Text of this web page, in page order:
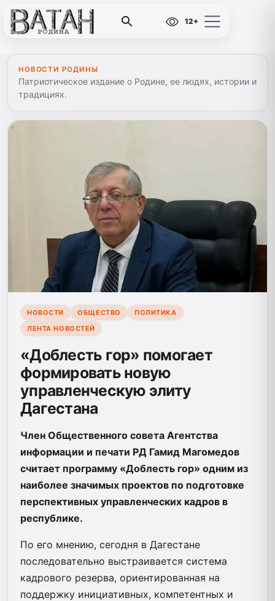
12+
НОВОСТИ РОДИНЫ
Патриотическое издание о Родине, ее людях, истории и
традициях.
НОВОСТИ ОБЩЕСТВО
ПОЛИТИКА
ЛЕНТА НОВОСТЕЙ
«Доблесть гор» помогает
формировать новую
управленческую элиту
Дагестана
Член Общественного совета Агентства
информации и печати РД Гамид Магомедов
считает программу «Доблесть гор» одним из
наиболее значимых проектов по подготовке
перспективных управленческих кадров в
республике.
По его мнению, сегодня в Дагестане
последовательно выстраивается система
кадрового резерва, ориентированная на
поддержку инициативных, компетентных и